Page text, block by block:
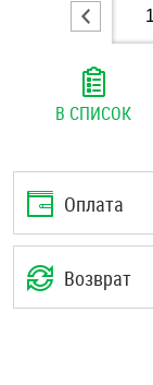
Штифты и
В СПИСОК
Оплата
Возврат